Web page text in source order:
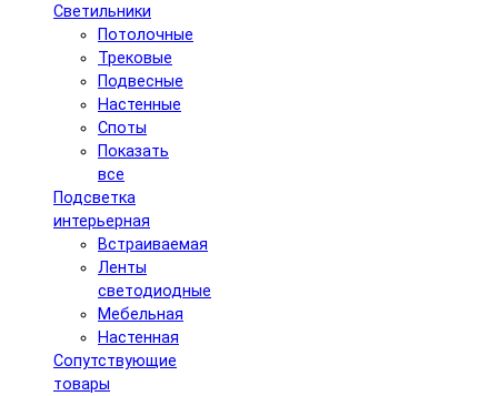
Светильники
Потолочные
Трековые
Подвесные
Настенные
Споты
Показать
все
Подсветка
интерьерная
Встраиваемая
Ленты
светодиодные
Мебельная
Настенная
Сопутствующие
товары